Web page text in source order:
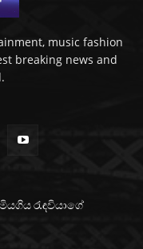
music fashion
breaking news and
රැඳවියාගේ